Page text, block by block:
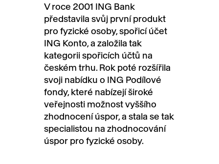
V roce 2001 ING Bank
představila svůj první produkt
pro fyzické osoby, spořicí účet
ING Konto, a založila tak
kategorii spořicích účtů na
českém trhu. Rok poté rozšířila
svoji nabídku o ING Podílové
fondy, které nabízejí široké
veřejnosti možnost vyššího
zhodnocení úspor, a stala se tak
specialistou na zhodnocování
úspor pro fyzické osoby.